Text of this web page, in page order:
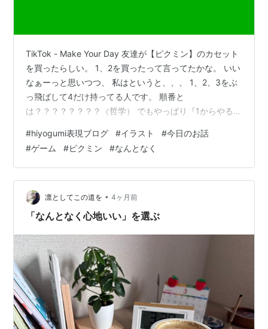
TikTok - Make Your Day 友達が【ピクミン】のカセット
を買ったらしい。 1、2を買ったって言ってたかな。 いい
なぁーっと思いつつ、 私はというと、、、 1、2、3をぶ
っ飛ばして4だけ持ってる人です。 順番と
は？？？？？？？？（哲学） でもやっぱり『1からやるべ
考えながら描いてみました。 一目でピクミンだ！！って
わかる作品にしたかったんです。 描くの難しすぎた。 う
ん。。。難しい。 今回はうまく描けたかも？？？ っと内
心思ってます。 自分なりに練習できたから良きです。 少
しは成長したんじゃ無いですかね。 。 。 。 多分🤔 …
#hiyogumi表現ブログ #イラスト #今日のお話
#ゲーム #ピクミン #なんとなく
凛としてこの道を • 4ヶ月前
「なんとなく心地いい」を選ぶ